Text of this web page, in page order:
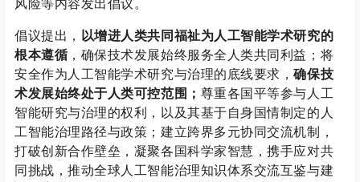
风险等内容发出倡议。
倡议提出，
以增进人类共同福祉为人工智能学术研究的
根本遵循 ，确保技术发展始终服务全人类共同利益；将
安全作为人工智能学术研究与治理的底线要求，确保技
术发展始终处于人类可控范围； 尊重各国平等参与人工
智能研究与治理的权利，以及其基于自身国情制定的人
工智能治理路径与政策；建立跨界多元协同交流机制，
打破创新合作壁垒，凝聚各国科学家智慧，携手应对共
同挑战，推动全球人工智能治理知识体系交流互鉴与建